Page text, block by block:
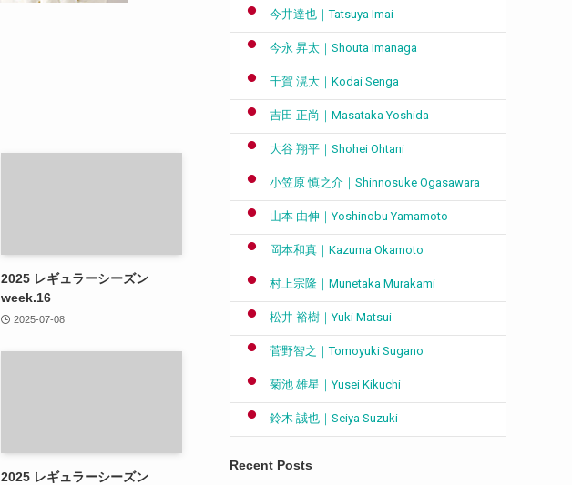
2025 レギュラーシーズン
week.16
2025-07-08
2025 レギュラーシーズン
今井達也｜Tatsuya Imai
今永 昇太｜Shouta Imanaga
千賀 滉大｜Kodai Senga
吉田 正尚｜Masataka Yoshida
大谷 翔平｜Shohei Ohtani
小笠原 慎之介｜Shinnosuke Ogasawara
山本 由伸｜Yoshinobu Yamamoto
岡本和真｜Kazuma Okamoto
村上宗隆｜Munetaka Murakami
松井 裕樹｜Yuki Matsui
菅野智之｜Tomoyuki Sugano
菊池 雄星｜Yusei Kikuchi
鈴木 誠也｜Seiya Suzuki
Recent Posts